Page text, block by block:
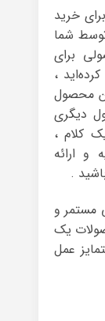
خرید
شما
برای
،
محصول
دیگری
کلام ،
و ارائه‌
.
مستمر و
یک
عمل